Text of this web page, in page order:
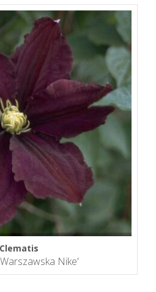
Clematis
Nike'